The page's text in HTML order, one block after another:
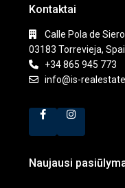
Kontaktai
Calle Pola de
03183 Torrevieja,
+34 865 945 773
info@is-
Naujausi